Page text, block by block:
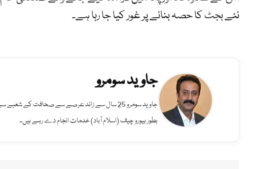
نئے بجٹ کا حصہ بنانے پر غور کیا جا رہا ہے۔
جاوید سومرو
جاوید سومرو 25 سال سے زائد عرصے سے صحافت کے
بطور بیورو چیف (اسلام آباد) خدمات انجام دے رہے ہیں۔